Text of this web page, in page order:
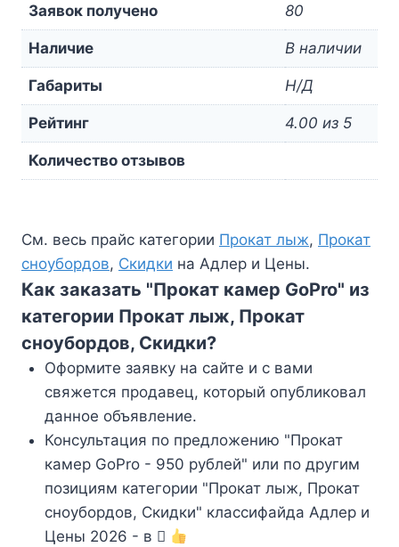
Заявок получено
80
Наличие В наличии
Габариты Н/Д
Рейтинг 4.00 из 5
Количество отзывов
См. весь прайс категории Прокат лыж, Прокат
сноубордов, Скидки на Адлер и Цены.
Как заказать "Прокат камер GoPro" из
категории Прокат лыж, Прокат
сноубордов, Скидки?
Оформите заявку на сайте и с вами
свяжется продавец, который опубликовал
данное объявление.
Консультация по предложению "Прокат
камер GoPro - 950 рублей" или по другим
позициям категории "Прокат лыж, Прокат
сноубордов, Скидки" классифайда Адлер и
Цены 2026 - в